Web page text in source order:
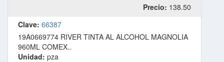
Precio: 138.50
Clave: 66387
19A0669774 RIVER TINTA AL ALCOHOL MAGNOLIA
960ML COMEX..
Unidad: pza